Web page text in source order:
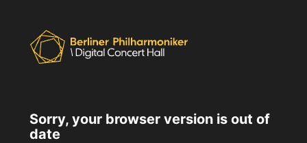
Sorry, your browser version is out of
date